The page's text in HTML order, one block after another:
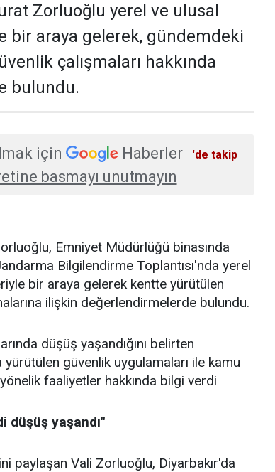
Zorluoğlu yerel ve ulusal
bir araya gelerek, gündemdeki
çalışmaları hakkında
bulundu.
için Haberler
'de takip
basmayı unutmayın
Emniyet Müdürlüğü binasında
Bilgilendirme Toplantısı'nda yerel
bir araya gelerek kentte yürütülen
ilişkin değerlendirmelerde bulundu.
düşüş yaşandığını belirten
yürütülen güvenlik uygulamaları ile kamu
faaliyetler hakkında bilgi verdi
düşüş yaşandı"
paylaşan Vali Zorluoğlu, Diyarbakır'da